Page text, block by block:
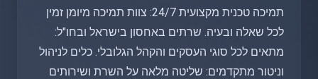
תמיכה טכנית מקצועית 24/7: צוות תמיכה מיומן זמין
לכל שאלה ובעיה. שרתים באחסון בישראל ובחו"ל:
מתאים לכל סוגי העסקים והקהל הגלובלי. כלים לניהול
וניטור מתקדמים: שליטה מלאה על השרת ושירותים